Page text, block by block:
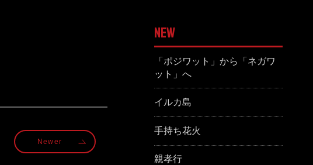
Newer
NEW
「ポジワット」から「ネガワ
ット」へ
イルカ島
手持ち花火
親孝行